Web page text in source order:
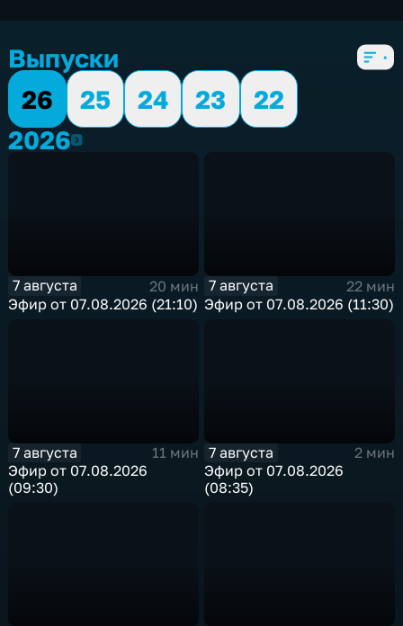
Выпуски
26
25 24 23
22
20262026
7 августа
20 мин
Эфир от 07.08.2026 (21:10)
7 августа
22 мин
Эфир от 07.08.2026 (11:30)
7 августа
11 мин
Эфир от 07.08.2026
(09:30)
7 августа
2 мин
Эфир от 07.08.2026
(08:35)